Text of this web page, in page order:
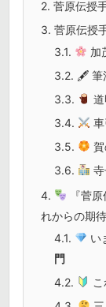
2. 菅原伝授
3. 菅原伝授
3.1.
加
3.2. 🖋 筆
3.3.
3.4.
3.5.
3.6.
4.
『菅
れからの期待
4.1.
い
門
4.2.